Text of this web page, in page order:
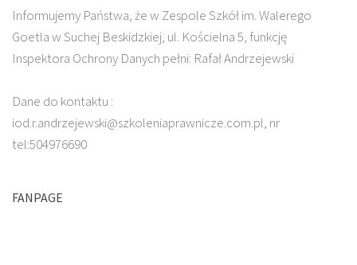
Informujemy Państwa, że w Zespole Szkół im. Walerego
Goetla w Suchej Beskidzkiej, ul. Kościelna 5, funkcję
Inspektora Ochrony Danych pełni: Rafał Andrzejewski
Dane do kontaktu :
iod.r.andrzejewski@szkoleniaprawnicze.com.pl, nr
tel:504976690
FANPAGE